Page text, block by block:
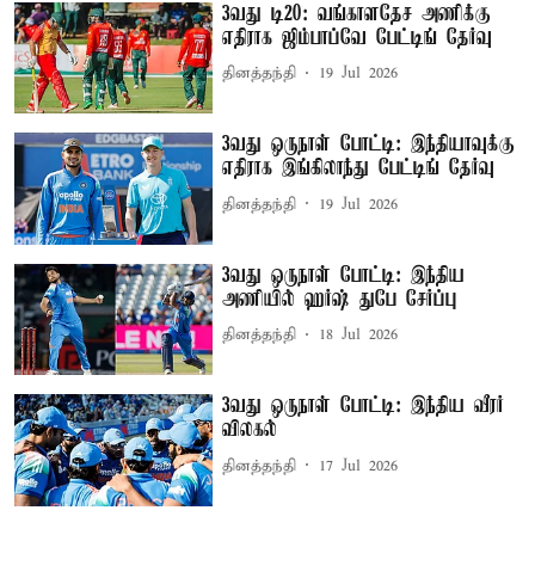
3வது டி20: வங்காளதேச அணிக்கு
எதிராக ஜிம்பாப்வே பேட்டிங் தேர்வு
தினத்தந்தி 19 Jul 2026
3வது ஒருநாள் போட்டி: இந்தியாவுக்கு
எதிராக இங்கிலாந்து பேட்டிங் தேர்வு
தினத்தந்தி 19 Jul 2026
3வது ஒருநாள் போட்டி: இந்திய
அணியில் ஹர்ஷ் துபே சேர்ப்பு
தினத்தந்தி 18 Jul 2026
3வது ஒருநாள் போட்டி: இந்திய வீரர்
விலகல்
தினத்தந்தி 17 Jul 2026